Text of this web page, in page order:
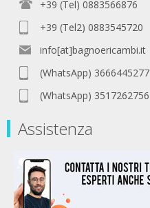
+39 (Tel) 0883566876
+39 (Tel2) 0883545720
info[at]bagnoericambi.it
(WhatsApp) 3666445277
(WhatsApp) 3517262756
Assistenza